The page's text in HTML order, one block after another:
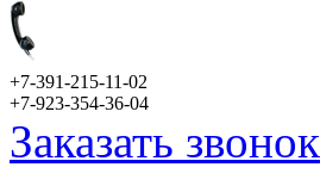
+7-391-215-11-02
+7-923-354-36-04
Заказать звонок